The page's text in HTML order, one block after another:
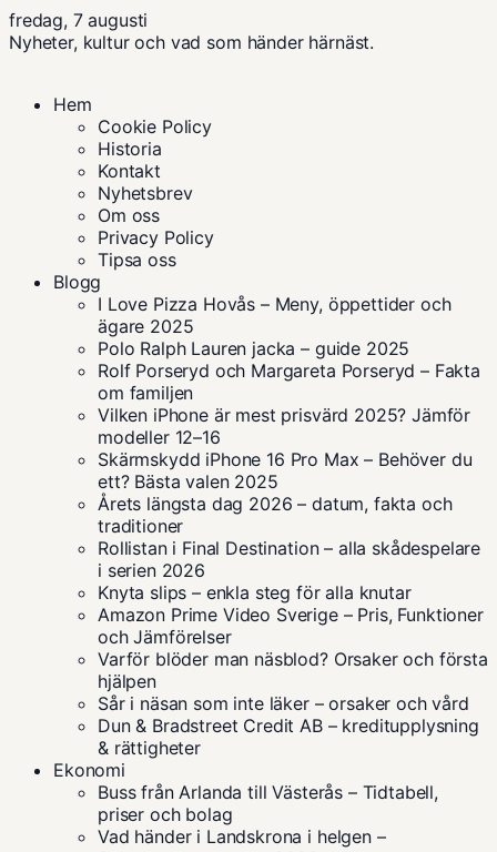
fredag, 7 augusti
Nyheter, kultur och vad som händer härnäst.
Hem
Cookie Policy
Historia
Kontakt
Nyhetsbrev
Om oss
Privacy Policy
Tipsa oss
Blogg
I Love Pizza Hovås – Meny, öppettider och
ägare 2025
Polo Ralph Lauren jacka – guide 2025
Rolf Porseryd och Margareta Porseryd – Fakta
om familjen
Vilken iPhone är mest prisvärd 2025? Jämför
modeller 12–16
Skärmskydd iPhone 16 Pro Max – Behöver du
ett? Bästa valen 2025
Årets längsta dag 2026 – datum, fakta och
traditioner
Rollistan i Final Destination – alla skådespelare
i serien 2026
Knyta slips – enkla steg för alla knutar
Amazon Prime Video Sverige – Pris, Funktioner
och Jämförelser
Varför blöder man näsblod? Orsaker och första
hjälpen
Sår i näsan som inte läker – orsaker och vård
Dun & Bradstreet Credit AB – kreditupplysning
& rättigheter
Ekonomi
Buss från Arlanda till Västerås – Tidtabell,
priser och bolag
Vad händer i Landskrona i helgen –